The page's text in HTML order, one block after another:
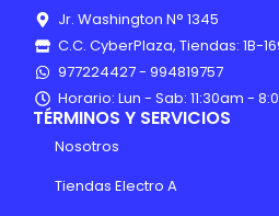
Jr. Washington N° 1345
C.C. CyberPlaza, Tiendas: 1B-
977224427 - 994819757
Horario: Lun - Sab: 11:30am -
TÉRMINOS Y SERVICIOS
Nosotros
Tiendas Electro A